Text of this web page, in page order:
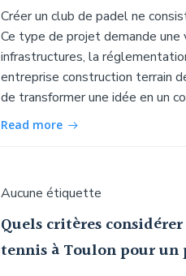
Créer un club de padel ne
Ce type de projet demande
infrastructures, la
entreprise construction terrain
de transformer une idée en un
Read more
Aucune étiquette
Quels critères
tennis à Toulon pour